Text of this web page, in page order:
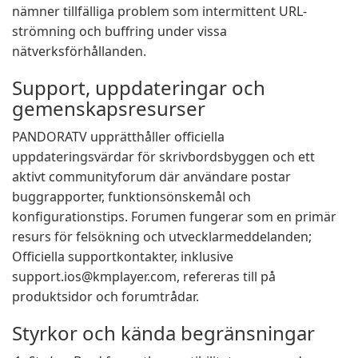
nämner tillfälliga problem som intermittent URL-
strömning och buffring under vissa
nätverksförhållanden.
Support, uppdateringar och
gemenskapsresurser
PANDORATV upprätthåller officiella
uppdateringsvärdar för skrivbordsbyggen och ett
aktivt communityforum där användare postar
buggrapporter, funktionsönskemål och
konfigurationstips. Forumen fungerar som en primär
resurs för felsökning och utvecklarmeddelanden;
Officiella supportkontakter, inklusive
support.ios@kmplayer.com, refereras till på
produktsidor och forumtrådar.
Styrkor och kända begränsningar